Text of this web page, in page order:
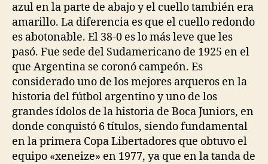
azul en la parte de abajo y el cuello también era
amarillo. La diferencia es que el cuello redondo
es abotonable. El 38-0 es lo más leve que les
pasó. Fue sede del Sudamericano de 1925 en el
que Argentina se coronó campeón. Es
considerado uno de los mejores arqueros en la
historia del fútbol argentino y uno de los
grandes ídolos de la historia de Boca Juniors, en
donde conquistó 6 títulos, siendo fundamental
en la primera Copa Libertadores que obtuvo el
equipo «xeneize» en 1977, ya que en la tanda de